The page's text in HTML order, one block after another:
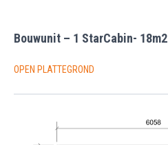
Bouwunit – 1 StarCabin- 18m2
OPEN PLATTEGROND